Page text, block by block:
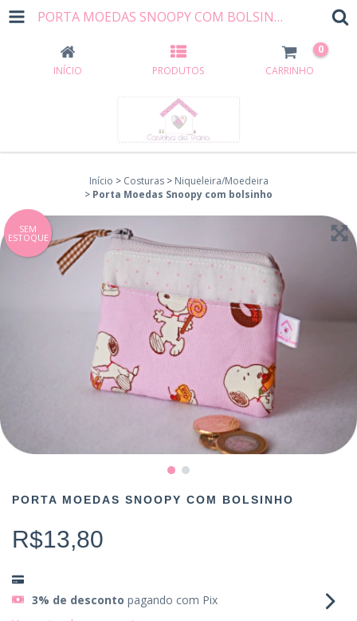
PORTA MOEDAS SNOOPY COM BOLSINHO
INÍCIO PRODUTOS CARRINHO
0
Início > Costuras > Niqueleira/Moedeira
> Porta Moedas Snoopy com bolsinho
SEM
ESTOQUE
PORTA MOEDAS SNOOPY COM BOLSINHO
R$13,80
3% de desconto pagando com Pix